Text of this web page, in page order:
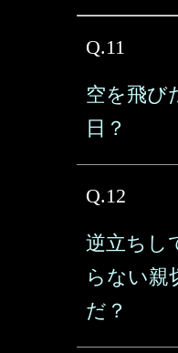
Q.11
空を飛び
日？
Q.12
逆立ちし
らない親
だ？